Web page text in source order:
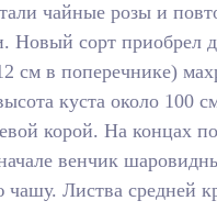
чайные розы и
Новый сорт приобрел
см в поперечнике)
куста около 100
корой. На концах
венчик
чашу. Листва средней